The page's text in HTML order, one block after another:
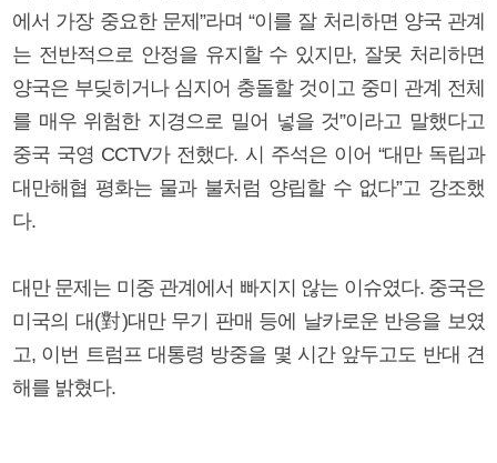
에서 가장 중요한 문제”라며 “이를 잘 처리하면 양국 관계
는 전반적으로 안정을 유지할 수 있지만, 잘못 처리하면
양국은 부딪히거나 심지어 충돌할 것이고 중미 관계 전체
를 매우 위험한 지경으로 밀어 넣을 것”이라고 말했다고
중국 국영 CCTV가 전했다. 시 주석은 이어 “대만 독립과
대만해협 평화는 물과 불처럼 양립할 수 없다”고 강조했
다.
대만 문제는 미중 관계에서 빠지지 않는 이슈였다. 중국은
미국의 대(對)대만 무기 판매 등에 날카로운 반응을 보였
고, 이번 트럼프 대통령 방중을 몇 시간 앞두고도 반대 견
해를 밝혔다.